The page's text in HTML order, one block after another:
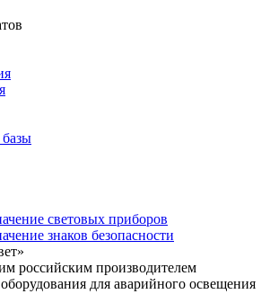
световых приборов
знаков безопасности
российским производителем
для аварийного освещения